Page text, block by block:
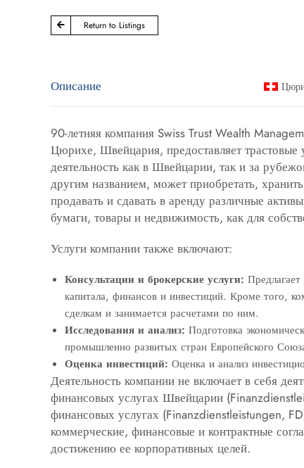
Return to Listings
Описание
90-летняя компания Swiss Trust Wealth
Цюрихе, Швейцария, предоставляет
деятельность как в Швейцарии, так и за
другим названием, может приобретать,
продавать и сдавать в аренду различные
бумаги, товары и недвижимость, как для
Услуги компании также включают:
Консультации и брокерские услуги:
капитала, финансов и инвестиций. Кроме того,
сделкам и занимается расчетами по ним.
Исследования и анализ: Подготовка
промышленно развитых стран Европейского
Оценка инвестиций: Оценка и анализ
Деятельность компании не включает в себя
финансовых услугах Швейцарии
финансовых услугах (Finanzdienstleistungen,
коммерческие, финансовые и контрактные
достижению ее корпоративных целей.